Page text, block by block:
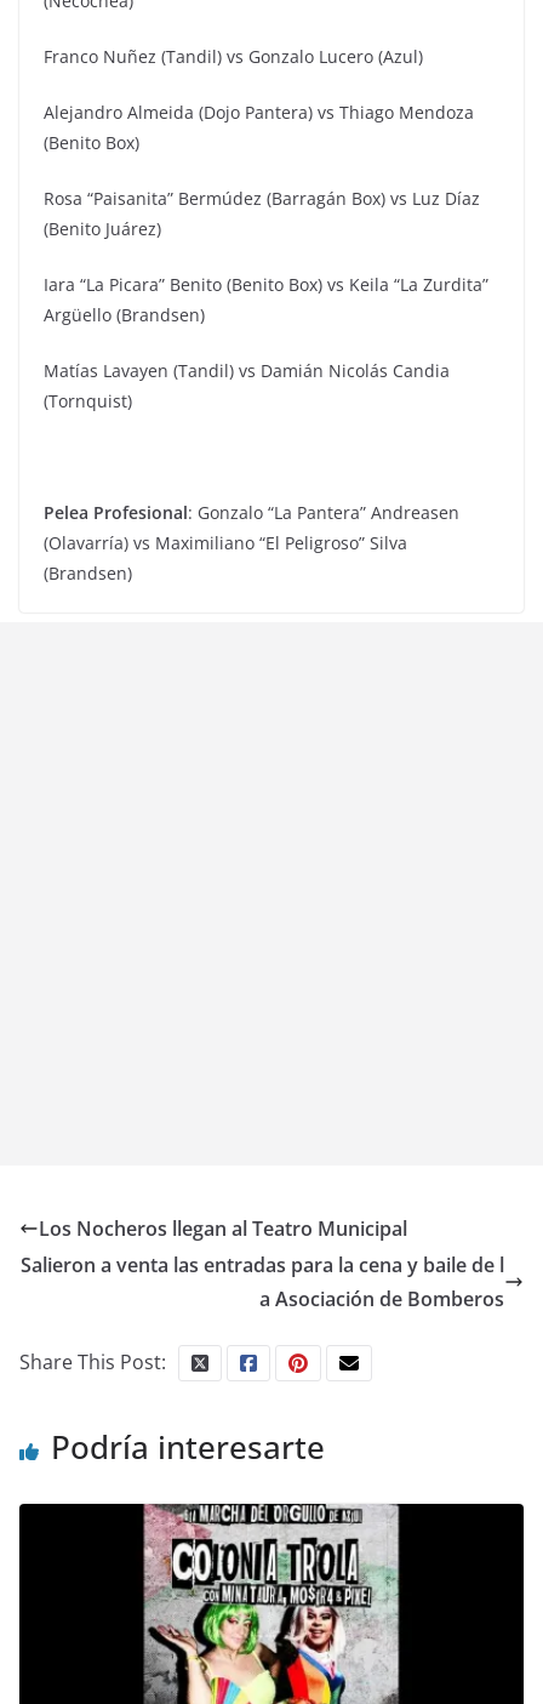
Franco Nuñez (Tandil) vs Gonzalo Lucero (Azul)
Alejandro Almeida (Dojo Pantera) vs Thiago Mendoza
(Benito Box)
Rosa “Paisanita” Bermúdez (Barragán Box) vs Luz Díaz
(Benito Juárez)
Iara “La Picara” Benito (Benito Box) vs Keila “La Zurdita”
Argüello (Brandsen)
Matías Lavayen (Tandil) vs Damián Nicolás Candia
(Tornquist)
Pelea Profesional: Gonzalo “La Pantera” Andreasen
(Olavarría) vs Maximiliano “El Peligroso” Silva
(Brandsen)
Los Nocheros llegan al Teatro Municipal
Salieron a venta las entradas para la cena y baile de l
a Asociación de Bomberos
Share This Post:
Podría interesarte